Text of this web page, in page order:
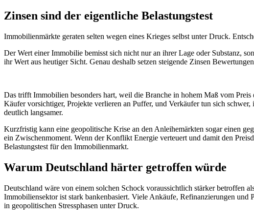
Zinsen sind der eigentliche Belastungstest
Immobilienmärkte geraten selten wegen eines Krieges selbst unter Druck.
Der Wert einer Immobilie bemisst sich nicht nur an ihrer Lage oder Substanz,
ihr Wert aus heutiger Sicht. Genau deshalb setzen steigende Zinsen
Das trifft Immobilien besonders hart, weil die Branche in hohem Maß vom
Käufer vorsichtiger, Projekte verlieren an Puffer, und Verkäufer tun sich
deutlich langsamer.
Kurzfristig kann eine geopolitische Krise an den Anleihemärkten sogar einen
ein Zwischenmoment. Wenn der Konflikt Energie verteuert und damit den
Belastungstest für den Immobilienmarkt.
Warum Deutschland härter getroffen würde
Deutschland wäre von einem solchen Schock voraussichtlich stärker betroffen
Immobiliensektor ist stark bankenbasiert. Viele Ankäufe, Refinanzierungen und
in geopolitischen Stressphasen unter Druck.